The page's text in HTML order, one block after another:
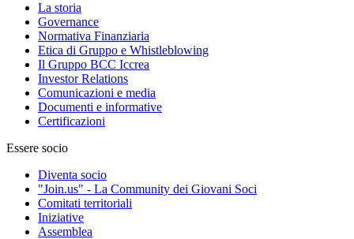
La storia
Governance
Normativa Finanziaria
Etica di Gruppo e Whistleblowing
Il Gruppo BCC Iccrea
Investor Relations
Comunicazioni e media
Documenti e informative
Certificazioni
Essere socio
Diventa socio
"Join.us" - La Community dei Giovani Soci
Comitati territoriali
Iniziative
Assemblea